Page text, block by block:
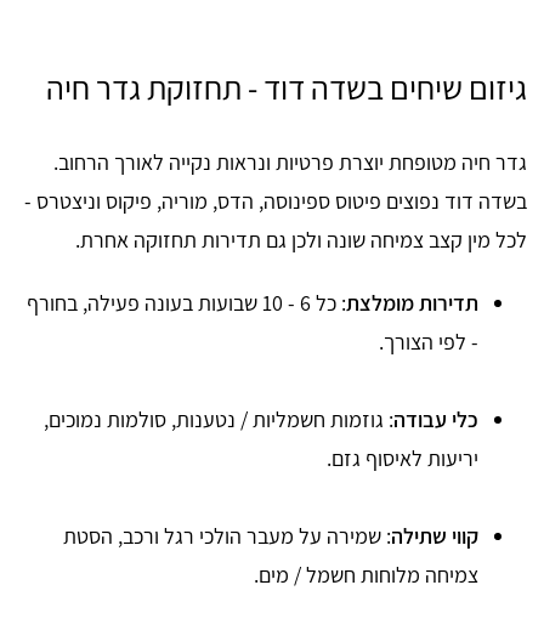
גיזום שיחים בשדה דוד - תחזוקת גדר חיה
גדר חיה מטופחת יוצרת פרטיות ונראות נקייה לאורך הרחוב.
בשדה דוד נפוצים פיטוס ספינוסה, הדס, מוריה, פיקוס וניצטרס -
לכל מין קצב צמיחה שונה ולכן גם תדירות תחזוקה אחרת.
תדירות מומלצת
: כל 6 - 10 שבועות בעונה פעילה, בחורף
- לפי הצורך.
כלי עבודה: גוזמות חשמליות / נטענות, סולמות נמוכים,
יריעות לאיסוף גזם.
קווי שתילה: שמירה על מעבר הולכי רגל ורכב, הסטת
צמיחה מלוחות חשמל / מים.